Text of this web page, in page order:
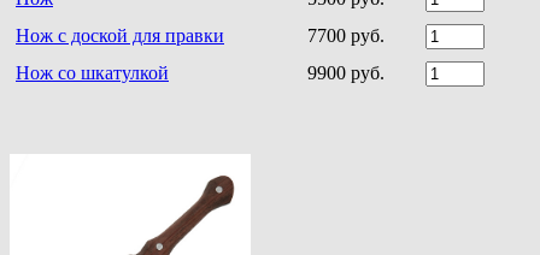
Нож с доской для правки
7700 руб.
Нож со шкатулкой
9900 руб.